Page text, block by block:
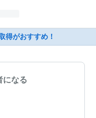
得がおすすめ！
になる